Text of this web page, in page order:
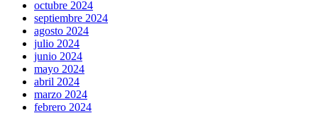
octubre 2024
septiembre 2024
agosto 2024
julio 2024
junio 2024
mayo 2024
abril 2024
marzo 2024
febrero 2024